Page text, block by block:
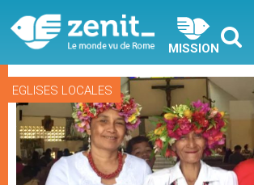
MISSION
EGLISES LOCALES